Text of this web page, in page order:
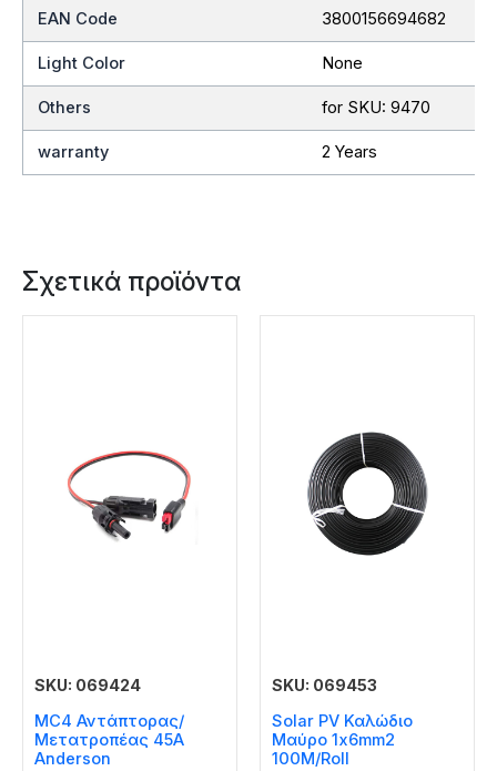
EAN Code 3800156694682
Light Color None
Others for SKU: 9470
warranty 2 Years
Σχετικά προϊόντα
SKU: 069424
MC4 Αντάπτορας/
Μετατροπέας 45A
Anderson
SKU: 069453
Solar PV Καλώδιο
Μαύρο 1x6mm2
100M/Roll